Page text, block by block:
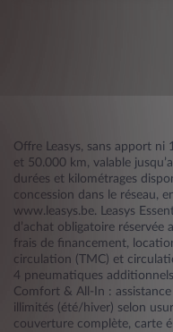
Offre Leasys, sans apport ni
et 50.000 km, valable
durées et kilométrages
concession dans le réseau,
www.leasys.be. Leasys
d’achat obligatoire réservée
frais de financement,
circulation (TMC) et
4 pneumatiques
Comfort & All-In :
illimités (été/hiver) selon
couverture complète, carte